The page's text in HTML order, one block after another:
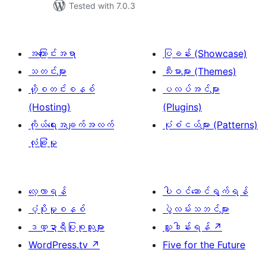
Tested with 7.0.3
အကြောင်းအရာ
သတင်းများ
ဟို့စတင်းစနစ်
(Hosting)
ကိုယ်ရေးအချက်အလက်
လုံခြုံမှု
ပြခန်း (Showcase)
သီးမားများ (Themes)
ပလပ်အင်များ
(Plugins)
ပုံစံငယ်များ (Patterns)
လေ့လာရန်
ပံ့ပိုးမှုစနစ်
ဒဏ္ဍာရီပြုစုသူများ
WordPress.tv ↗
ပါဝင်ဆောင်ရွက်ရန်
ပွဲလမ်းသဘင်များ
လှူဒါန်းရန် ↗
Five for the Future